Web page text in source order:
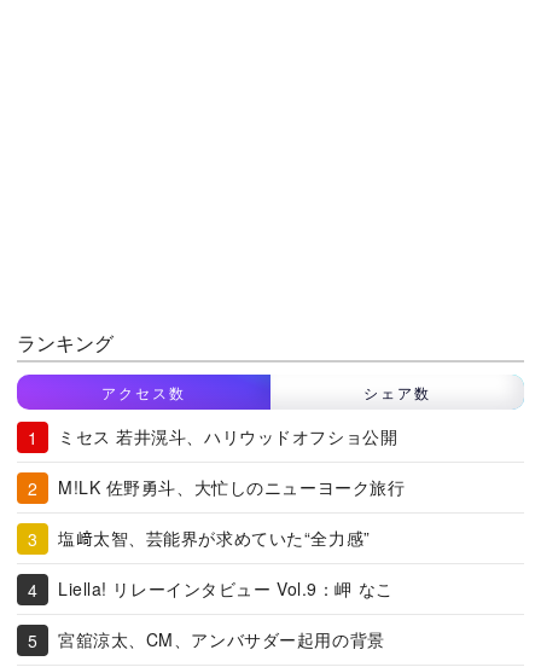
ランキング
アクセス数 シェア数
ミセス 若井滉斗、ハリウッドオフショ公開
M!LK 佐野勇斗、大忙しのニューヨーク旅行
塩﨑太智、芸能界が求めていた“全力感”
Liella! リレーインタビュー Vol.9：岬 なこ
宮舘涼太、CM、アンバサダー起用の背景